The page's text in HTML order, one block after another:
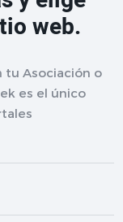
web.
tu Asociación o
es el único